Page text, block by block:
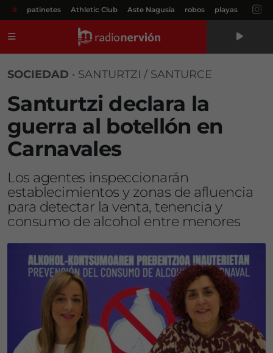
# patinetes Athletic Club Aste Nagusia robos playas
SOCIEDAD • SANTURTZI / SANTURCE
Santurtzi declara la
guerra al botellón en
Carnavales
Los agentes inspeccionarán
establecimientos y zonas de afluencia
para detectar la venta, tenencia y
consumo de alcohol entre menores